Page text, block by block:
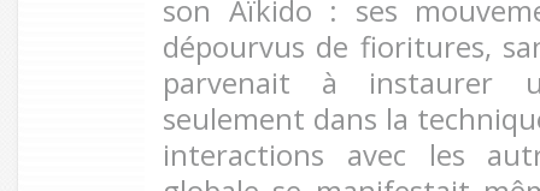
son Aïkido : ses
dépourvus de fioritures,
parvenait à instaurer
seulement dans la
interactions avec les